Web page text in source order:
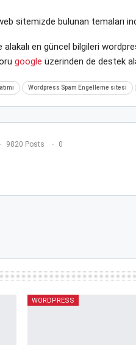
sitemizde bulunan temaları
alakalı en güncel bilgileri
google üzerinden de destek
Wordpress Spam Engelleme sitesi
9820 Posts 0
WORDPRESS